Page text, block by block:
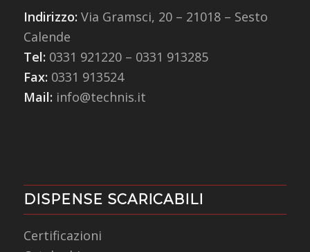
Indirizzo: Via Gramsci, 20 – 21018 – Sesto
Calende
Tel: 0331 921220– 0331 913285
Fax: 0331 913524
Mail: info@technis.it
DISPENSE SCARICABILI
Certificazioni